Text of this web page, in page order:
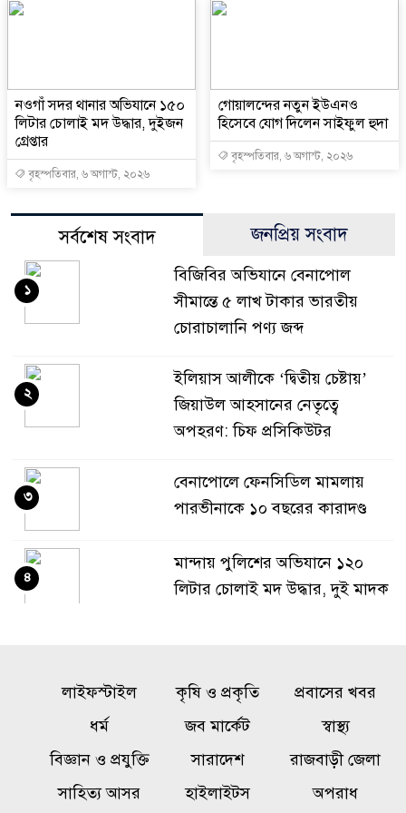
নওগাঁ সদর থানার অভিযানে ১৫০
লিটার চোলাই মদ উদ্ধার, দুইজন
গ্রেপ্তার
বৃহস্পতিবার, ৬ অগাস্ট, ২০২৬
গোয়ালন্দের নতুন ইউএনও
হিসেবে যোগ দিলেন সাইফুল হুদা
বৃহস্পতিবার, ৬ অগাস্ট, ২০২৬
সর্বশেষ সংবাদ জনপ্রিয় সংবাদ
বিজিবির অভিযানে বেনাপোল
সীমান্তে ৫ লাখ টাকার ভারতীয়
চোরাচালানি পণ্য জব্দ
১
ইলিয়াস আলীকে ‘দ্বিতীয় চেষ্টায়’
জিয়াউল আহসানের নেতৃত্বে
অপহরণ: চিফ প্রসিকিউটর
২
বেনাপোলে ফেনসিডিল মামলায়
পারভীনাকে ১০ বছরের কারাদণ্ড
৩
মান্দায় পুলিশের অভিযানে ১২০
লিটার চোলাই মদ উদ্ধার, দুই মাদক
৪
জামায়াত নেতা বহিষ্কার
১০ তলা থেকে পড়ে গর্ভবতী নারীর
মৃত্যু, অলৌকিকভাবে বেঁচে গেল
অনাগত শিশু!
লাইফস্টাইল কৃষি ও প্রকৃতি
প্রবাসের খবর
ধর্ম
জব মার্কেট
স্বাস্থ্য
বিজ্ঞান ও প্রযুক্তি
সারাদেশ
রাজবাড়ী জেলা
সাহিত্য আসর
হাইলাইটস অপরাধ